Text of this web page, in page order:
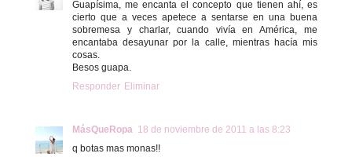
Guapísima, me encanta el concepto que tienen ahí, es
cierto que a veces apetece a sentarse en una buena
sobremesa y charlar, cuando vivía en América, me
encantaba desayunar por la calle, mientras hacía mis
cosas.
Besos guapa.
Responder Eliminar
MásQueRopa 18 de noviembre de 2011 a las 8:23
q botas mas monas!!